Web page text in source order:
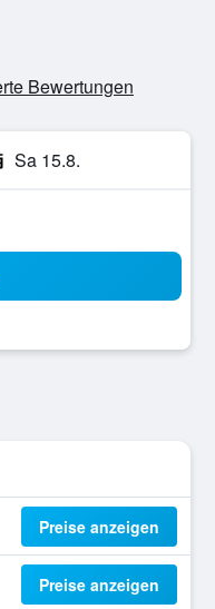
Bewertungen
Sa 15.8.
Preise anzeigen
Preise anzeigen